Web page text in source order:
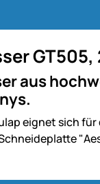
GT505,
aus
eignet sich